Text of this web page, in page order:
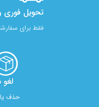
تحویل فوری
فقط برای
حذف